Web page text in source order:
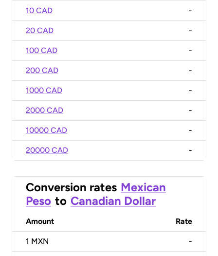
10 CAD -
20 CAD -
100 CAD -
200 CAD -
1000 CAD -
2000 CAD -
10000 CAD -
20000 CAD -
Conversion rates Mexican
Peso to Canadian Dollar
Amount Rate
1 MXN -